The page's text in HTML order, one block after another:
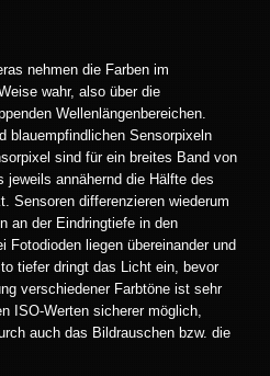
nehmen die Farben im
wahr, also über die
Wellenlängenbereichen.
blauempfindlichen Sensorpixeln
sind für ein breites Band von
jeweils annähernd die Hälfte des
Sensoren differenzieren wiederum
an der Eindringtiefe in den
liegen übereinander und
tiefer dringt das Licht ein, bevor
verschiedener Farbtöne ist sehr
ISO-Werten sicherer möglich,
auch das Bildrauschen bzw. die